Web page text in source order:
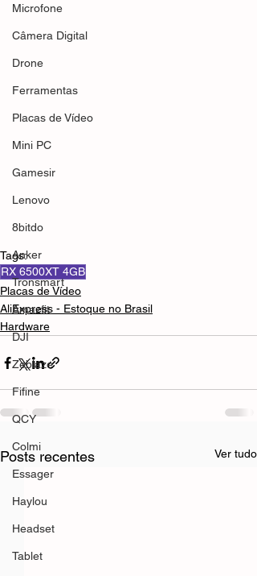
Microfone
Câmera Digital
Drone
Ferramentas
Placas de Vídeo
Mini PC
Gamesir
Lenovo
8bitdo
Anker
Tronsmart
Amazfit
DJI
Zeblaze
Fifine
QCY
Colmi
Essager
Haylou
Headset
Tablet
Tags:
RX 6500XT 4GB
Placas de Vídeo
AliExpress - Estoque no Brasil
Hardware
Posts recentes Ver tudo